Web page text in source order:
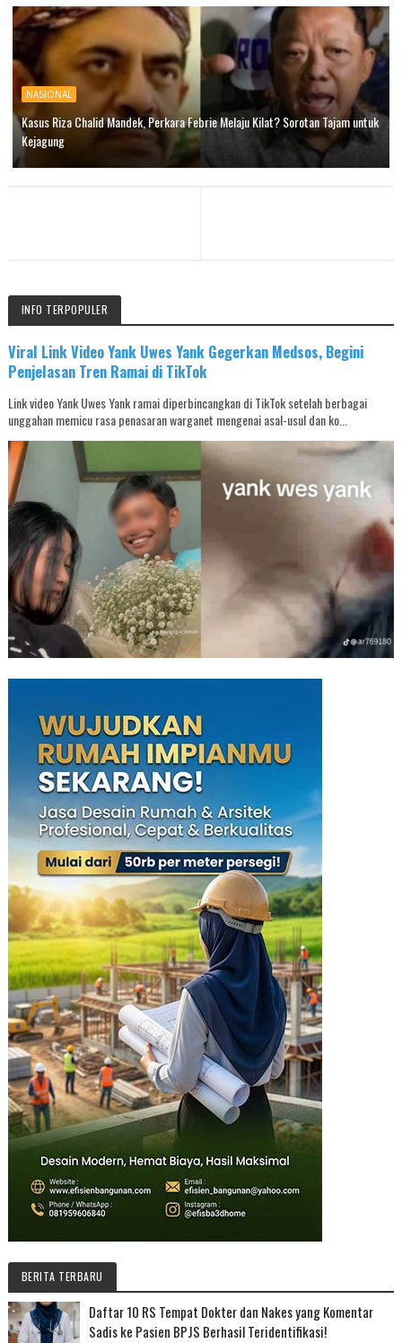
NASIONAL
Kasus Riza Chalid Mandek, Perkara Febrie Melaju Kilat? Sorotan Tajam untuk
Kejagung
INFO TERPOPULER
Viral Link Video Yank Uwes Yank Gegerkan Medsos, Begini
Penjelasan Tren Ramai di TikTok
Link video Yank Uwes Yank ramai diperbincangkan di TikTok setelah berbagai
unggahan memicu rasa penasaran warganet mengenai asal-usul dan ko...
BERITA TERBARU
Daftar 10 RS Tempat Dokter dan Nakes yang Komentar
Sadis ke Pasien BPJS Berhasil Teridentifikasi!